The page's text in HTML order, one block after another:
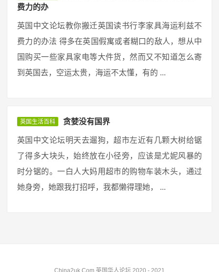
费力的办
英国中文论坛教你搬迁英国读书行李家具海运利兹不
费力的办法 得多在英国假寓或者糊口的敌人，想从中
国购买一些家具家电等大件货，然而又不知道怎么寄
到英国去，空运太贵，海运不太懂，有的 ...
英国生活百科 贪婪没有国界
英国中文论坛明天去遛狗，超市左近有几颗大树给锯
了得多大块头，始终放在小径旁，应该是尤妮风暴的
时分锯的。一白人大妈用超市的购物车装木头，通过
她身旁，她跟我打招呼，我都懒得理她， ...
China2uk.Com 英国华人论坛 2020 - 2021